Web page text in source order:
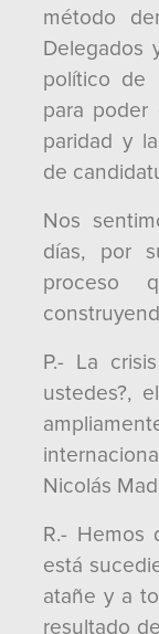
método
Delegados
político de
para poder
paridad y
de
Nos
días, por
proceso
P.- La
ustedes?,
Nicolás
R.- Hemos
está
atañe y a
resultado